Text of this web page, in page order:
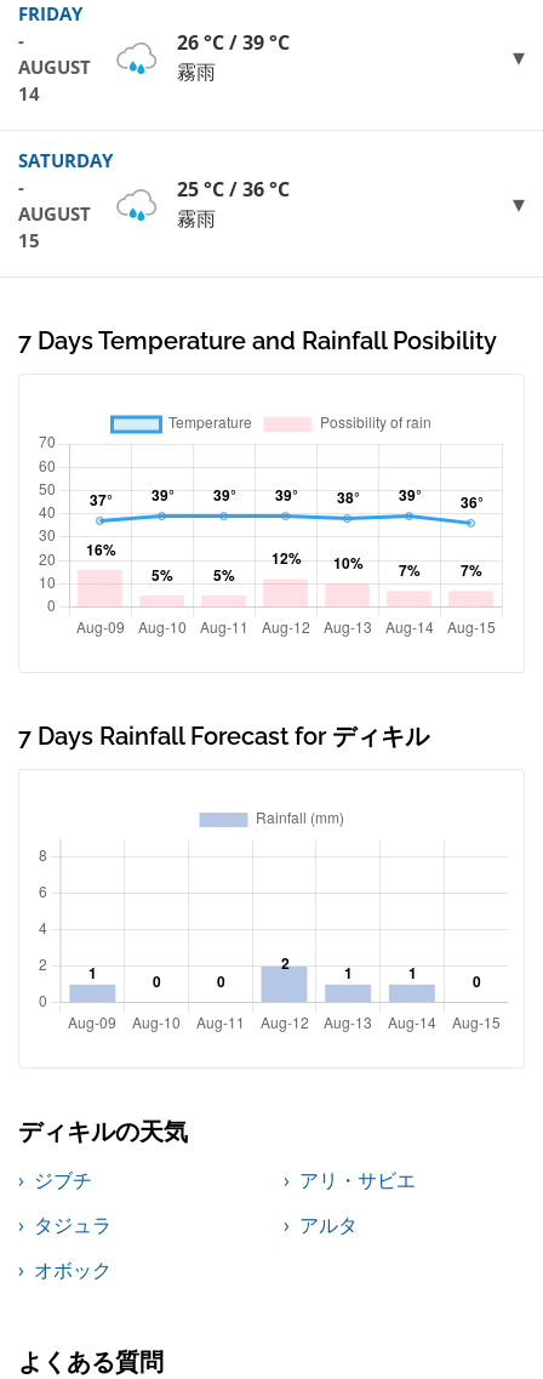
FRIDAY
-
AUGUST
14
26 °C / 39 °C
霧雨
SATURDAY
-
AUGUST
15
25 °C / 36 °C
霧雨
7 Days Temperature and Rainfall Posibility
7 Days Rainfall Forecast for ディキル
ディキルの天気
ジブチ
アリ・サビエ
タジュラ
アルタ
オボック
よくある質問